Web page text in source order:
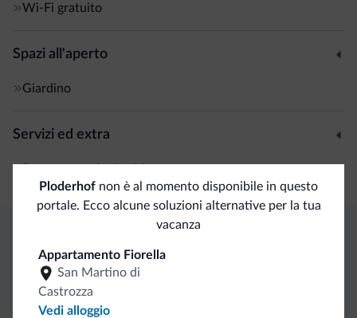
Wi-Fi gratuito
Spazi all'aperto
Giardino
Servizi ed extra
Banco escursioni guidate
Ploderhof non è al momento disponibile in questo
portale. Ecco alcune soluzioni alternative per la tua
vacanza
Appartamento Fiorella
San Martino di
Castrozza
Vedi alloggio
Vantaggi esclusivi Dolomiti.it
Contatto